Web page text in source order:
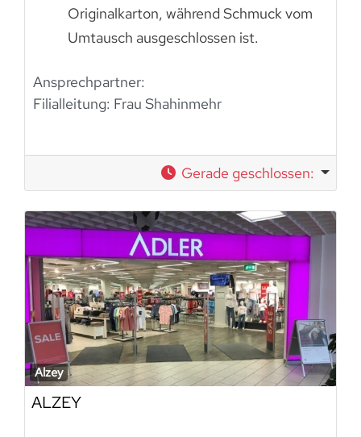
Originalkarton, während Schmuck vom
Umtausch ausgeschlossen ist.
Ansprechpartner:
Filialleitung: Frau Shahinmehr
Gerade geschlossen:
Alzey
ALZEY